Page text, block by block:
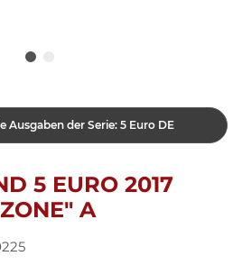
Ausgaben der Serie: 5 Euro DE
5 EURO 2017
A